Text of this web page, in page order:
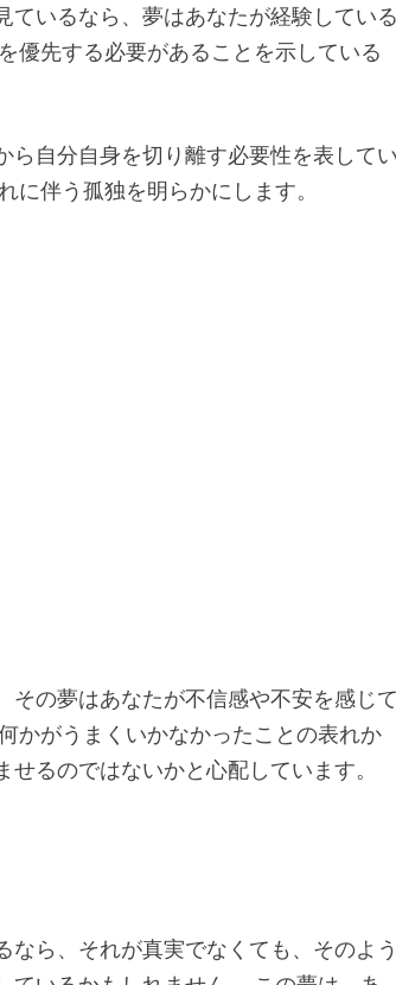
ているなら、夢はあなたが経験してい
優先する必要があることを示している
ら自分自身を切り離す必要性を表して
伴う孤独を明らかにします。
その夢はあなたが不信感や不安を感じ
かがうまくいかなかったことの表れか
るのではないかと心配しています。
なら、それが真実でなくても、そのよ